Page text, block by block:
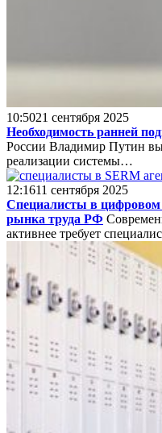
10:5021 сентября 2025
Необходимость ранней
России Владимир Путин
реализации системы…
12:1611 сентября 2025
Специалисты в цифровом
рынка труда РФ
активнее требует